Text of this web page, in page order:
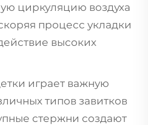
циркуляцию воздуха
процесс укладки
высоких
играет важную
типов завитков
стержни создают